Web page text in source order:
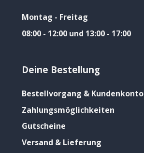
Montag - Freitag
08:00 - 12:00 und 13:00 - 17:00
Deine Bestellung
Bestellvorgang & Kundenkonto
Zahlungsmöglichkeiten
Gutscheine
Versand & Lieferung